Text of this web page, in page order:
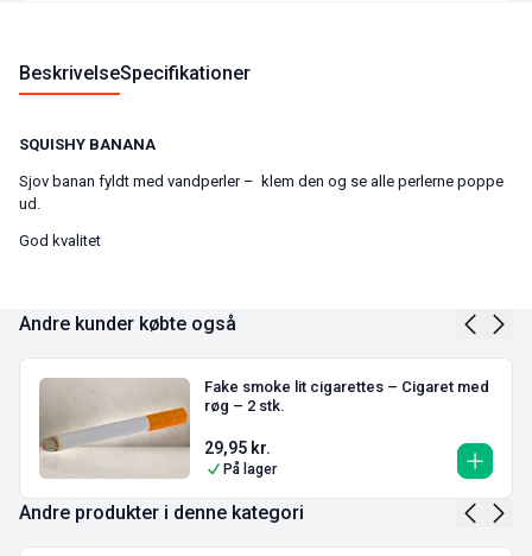
BeskrivelseSpecifikationer
SQUISHY BANANA
Sjov banan fyldt med vandperler – klem den og se alle perlerne poppe
ud.
God kvalitet
Andre kunder købte også
Fake smoke lit cigarettes – Cigaret med
røg – 2 stk.
29,95 kr.
På lager
Andre produkter i denne kategori